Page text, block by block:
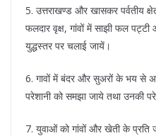
5. उत्तराखण्ड और खासकर पर्वतीय
फलदार वृक्ष, गांवों में साझी फल
युद्धस्तर पर चलाई जायें।
6. गावों में बंदर और सुअरों के भय से
परेशानी को समझा जाये तथा उनकी
7. युवाओं को गांवों और खेती के